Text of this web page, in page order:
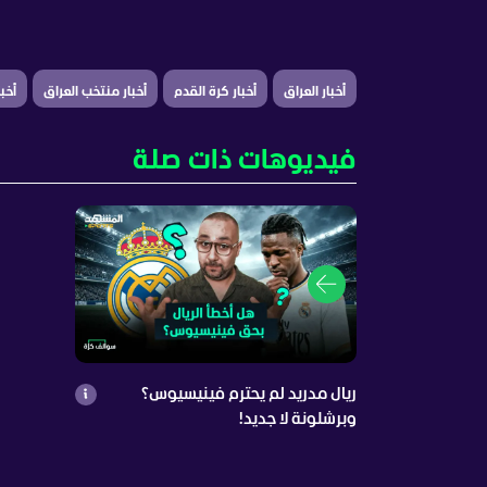
أخبار العراق أخبار كرة القدم أخبار منتخب العراق
فيديوهات ذات صلة
ريال مدريد لم يحترم فينيسيوس؟
وبرشلونة لا جديد!